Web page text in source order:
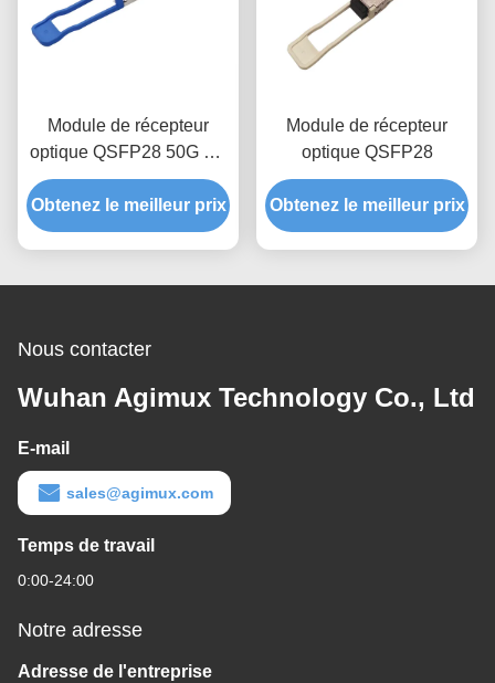
Module de récepteur
optique QSFP28 50G LR
1310nm 10Km
Obtenez le meilleur prix
Module de récepteur
optique QSFP28
Obtenez le meilleur prix
Nous contacter
Wuhan Agimux Technology Co., Ltd
E-mail
sales@agimux.com
Temps de travail
0:00-24:00
Notre adresse
Adresse de l'entreprise